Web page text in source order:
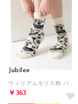
Jubilee
￥363